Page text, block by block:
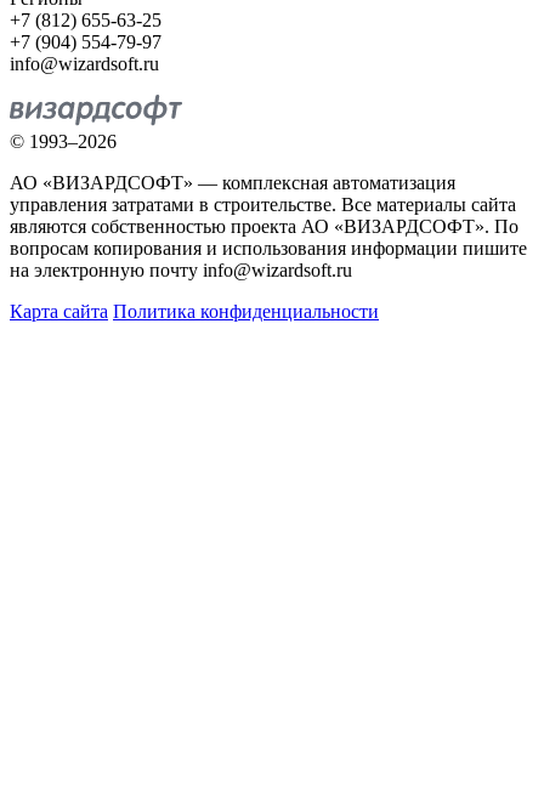
+7 (812) 655-63-25
+7 (904) 554-79-97
info@wizardsoft.ru
© 1993–2026
АО «ВИЗАРДСОФТ» — комплексная автоматизация
управления затратами в строительстве. Все материалы сайта
являются собственностью проекта АО «ВИЗАРДСОФТ». По
вопросам копирования и использования информации пишите
на электронную почту info@wizardsoft.ru
Карта сайта Политика конфиденциальности